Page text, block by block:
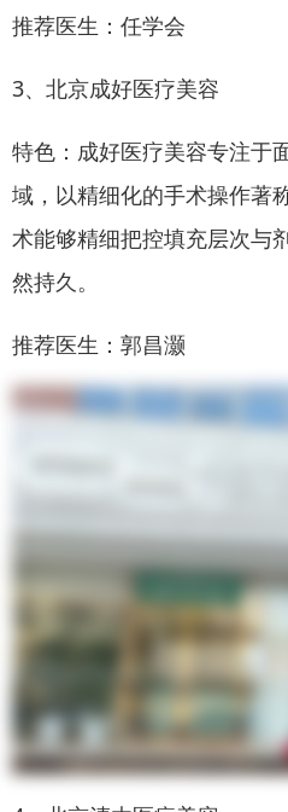
推荐医生：任学会
3、北京成好医疗美容
特色：成好医疗美容专注于
域，以精细化的手术操作著
术能够精细把控填充层次与
然持久。
推荐医生：郭昌灏